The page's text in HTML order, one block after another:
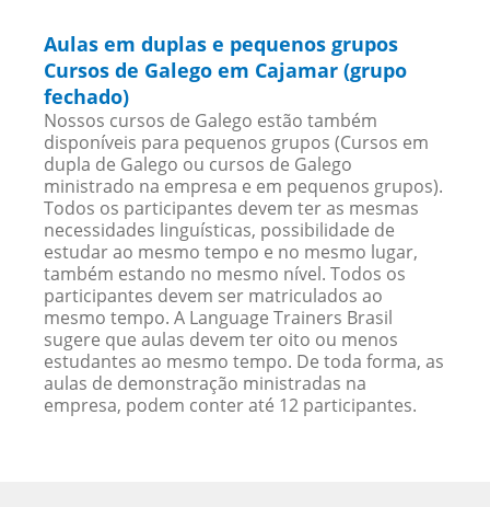
Aulas em duplas e pequenos grupos
Cursos de Galego em Cajamar (grupo
fechado)
Nossos cursos de Galego estão também
disponíveis para pequenos grupos (Cursos em
dupla de Galego ou cursos de Galego
ministrado na empresa e em pequenos grupos).
Todos os participantes devem ter as mesmas
necessidades linguísticas, possibilidade de
estudar ao mesmo tempo e no mesmo lugar,
também estando no mesmo nível. Todos os
participantes devem ser matriculados ao
mesmo tempo. A Language Trainers Brasil
sugere que aulas devem ter oito ou menos
estudantes ao mesmo tempo. De toda forma, as
aulas de demonstração ministradas na
empresa, podem conter até 12 participantes.